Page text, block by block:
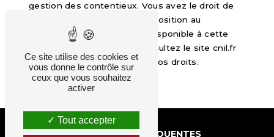
gestion des contentieux. Vous avez le droit de
vous inscrire sur la liste d'opposition au
démarchage téléphonique, disponible à cette
. Consultez le site cnil.fr
pour plus d’informations sur vos droits.
RECHERCHES FRÉQUENTES
Ce site utilise des cookies et
vous donne le contrôle sur
ceux que vous souhaitez
activer
Tout accepter